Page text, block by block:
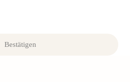
Bestätigen